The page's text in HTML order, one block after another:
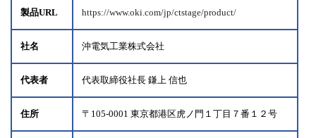
製品URL https://www.oki.com/jp/ctstage/product/
社名 沖電気工業株式会社
代表者 代表取締役社長 鎌上 信也
住所 〒105-0001 東京都港区虎ノ門１丁目７番１２号